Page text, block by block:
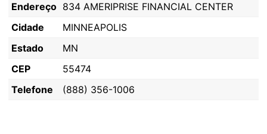
Endereço 834 AMERIPRISE FINANCIAL CENTER
Cidade
MINNEAPOLIS
Estado
MN
CEP
55474
Telefone
(888) 356-1006